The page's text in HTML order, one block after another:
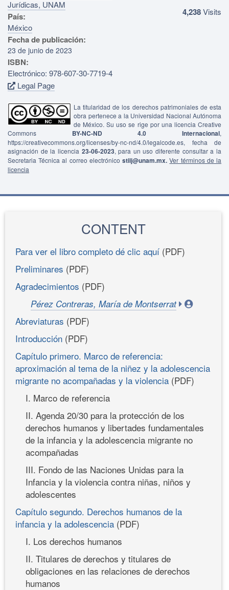
Jurídicas, UNAM
País:
México
Fecha de publicación:
23 de junio de 2023
ISBN:
Electrónico: 978-607-30-7719-4
Legal Page
4,238Visits
La titularidad de los derechos patrimoniales de esta
obra pertenece a la Universidad Nacional Autónoma
de México. Su uso se rige por una licencia Creative
Commons BY-NC-ND 4.0 Internacional,
https://creativecommons.org/licenses/by-nc-nd/4.0/legalcode.es, fecha de
asignación de la licencia 23-06-2023, para un uso diferente consultar a la
Secretaria Técnica al correo electrónicostiij@unam.mx. Ver términos de la
licencia
CONTENT
Para ver el libro completo dé clic aquí (PDF)
Preliminares (PDF)
Agradecimientos (PDF)
Pérez Contreras, María de Montserrat
Abreviaturas (PDF)
Introducción (PDF)
Capítulo primero. Marco de referencia:
aproximación al tema de la niñez y la adolescencia
migrante no acompañadas y la violencia (PDF)
I. Marco de referencia
II. Agenda 20/30 para la protección de los
derechos humanos y libertades fundamentales
de la infancia y la adolescencia migrante no
acompañadas
III. Fondo de las Naciones Unidas para la
Infancia y la violencia contra niñas, niños y
adolescentes
Capítulo segundo. Derechos humanos de la
infancia y la adolescencia (PDF)
I. Los derechos humanos
II. Titulares de derechos y titulares de
obligaciones en las relaciones de derechos
humanos